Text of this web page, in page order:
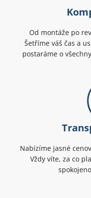
Od montáže po
Šetříme váš čas a
postaráme o
Nabízíme jasné
Vždy víte, za co